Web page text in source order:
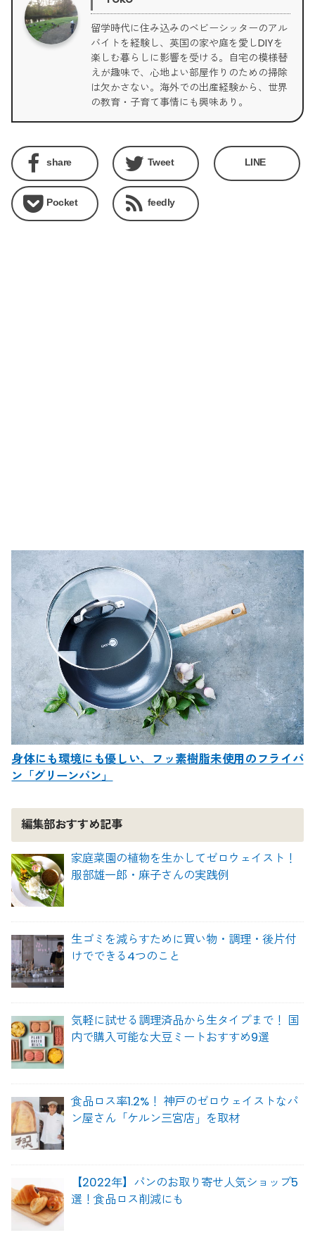
留学時代に住み込みのベビーシッターのアル
バイトを経験し、英国の家や庭を愛しDIYを
楽しむ暮らしに影響を受ける。自宅の模様替
えが趣味で、心地よい部屋作りのための掃除
は欠かさない。海外での出産経験から、世界
の教育・子育て事情にも興味あり。
share Tweet LINE
Pocket feedly
身体にも環境にも優しい、フッ素樹脂未使用のフライパ
ン「グリーンパン」
編集部おすすめ記事
家庭菜園の植物を生かしてゼロウェイスト！
服部雄一郎・麻子さんの実践例
生ゴミを減らすために買い物・調理・後片付
けでできる4つのこと
気軽に試せる調理済品から生タイプまで！ 国
内で購入可能な大豆ミートおすすめ9選
食品ロス率1.2%！ 神戸のゼロウェイストなパ
ン屋さん「ケルン三宮店」を取材
【2022年】パンのお取り寄せ人気ショップ5
選！食品ロス削減にも